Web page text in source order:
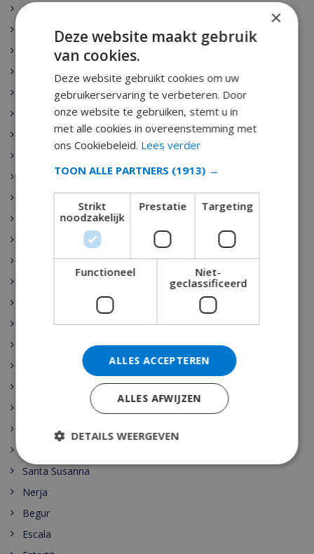
Mallorca
Lloret de Mar
Alicante
Granada
Costa Maresme
Menorca
Gran Canaria
Tossa de Mar
Benissa
Cala d’Or
Santa Susanna
Nerja
Begur
Escala
×
Deze website maakt gebruik
van cookies.
Deze website gebruikt cookies om uw
gebruikerservaring te verbeteren. Door
onze website te gebruiken, stemt u in
met alle cookies in overeenstemming met
ons Cookiebeleid. Lees verder
TOON ALLE PARTNERS (1913) →
Strikt
noodzakelijk
Prestatie Targeting
Functioneel
Niet-
geclassificeerd
ALLES ACCEPTEREN
ALLES AFWIJZEN
DETAILS WEERGEVEN